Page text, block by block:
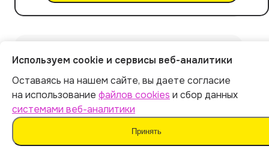
Расчет стоимости
Экспорт файла в Word
Уникальность текста: от 90%
Готовая курсовая работа за 5 минут
Используем cookie и сервисы веб-аналитики
Оставаясь на нашем сайте, вы даете согласие
на использование файлов cookies и сбор данных
системами веб-аналитики
Принять